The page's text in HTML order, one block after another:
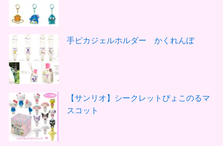
手ピカジェルホルダー かくれんぼ
【サンリオ】シークレットぴょこのるマ
スコット